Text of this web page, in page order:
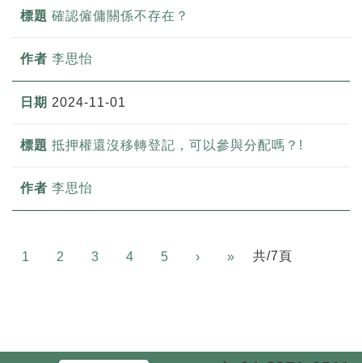
確認僱傭關係不存在？
李思怡
2024-11-01
抵押權還沒移轉登記，可以參與分配嗎？!
李思怡
1 2 3 4 5 › » Next共/7頁